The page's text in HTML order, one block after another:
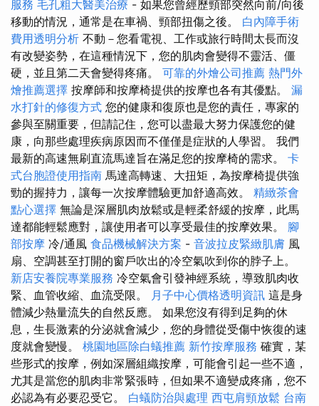
服務 毛孔粗大醫美治療 - 如果您曾經歷頸部突然向前/向後
移動的情況，通常是在車禍、頸部扭傷之後。 白內障手術
費用透明分析 不動－您看電視、工作或旅行時間太長而沒
有改變姿勢，在這種情況下，您的肌肉會變得不靈活、僵
硬，並且第二天會變得疼痛。 可靠的外燴公司推薦 熱門外
燴推薦選擇 按摩師和按摩椅提供的按摩也各有其優點。 漏
水打針的修復方式 您的健康和復原也是您的責任，專家的
參與至關重要，但請記住，您可以盡最大努力保護您的健
康，向那些處理疾病原因而不僅僅是症狀的人學習。 我們
最新的高速無刷直流馬達旨在滿足您的按摩椅的需求。 卡
式台胞證使用指南 馬達高轉速、大扭矩，為按摩椅提供強
勁的握持力，讓每一次按摩體驗更加舒適高效。 精緻茶會
點心選擇 無論是深層肌肉放鬆或是輕柔舒緩的按摩，此馬
達都能輕鬆應對，讓使用者可以享受最佳的按摩效果。 腳
部按摩 冷/通風 食品機械解決方案 - 音波拉皮緊緻肌膚 風
扇、空調甚至打開的窗戶吹出的冷空氣吹到你的脖子上。
新店安養院專業服務 冷空氣會引發神經系統，導致肌肉收
緊、血管收縮、血流受限。
月子中心價格透明資訊 這是身
體減少熱量流失的自然反應。 如果您沒有得到足夠的休
息，生長激素的分泌就會減少，您的身體從受傷中恢復的速
度就會變慢。 桃園地區除白蟻推薦 新竹按摩服務 確實，某
些形式的按摩，例如深層組織按摩，可能會引起一些不適，
尤其是當您的肌肉非常緊張時，但如果不適變成疼痛，您不
必認為有必要忍受它。 白蟻防治與處理 西屯肩頸放鬆 台南